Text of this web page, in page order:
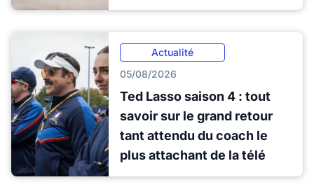
Actualité
05/08/2026
Ted Lasso saison 4 : tout
savoir sur le grand retour
tant attendu du coach le
plus attachant de la télé